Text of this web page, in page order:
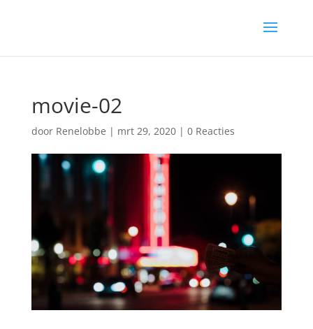
movie-02
door Renelobbe | mrt 29, 2020| 0 Reacties